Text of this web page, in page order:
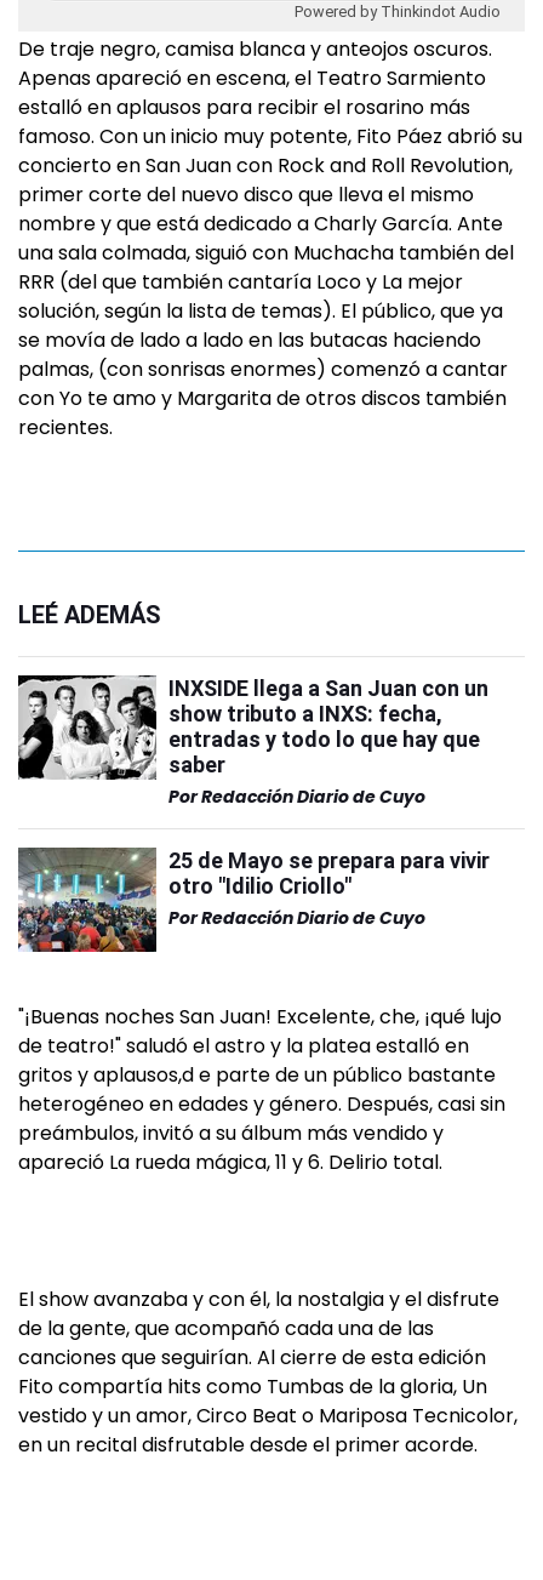
Powered by Thinkindot Audio
De traje negro, camisa blanca y anteojos oscuros.
Apenas apareció en escena, el Teatro Sarmiento
estalló en aplausos para recibir el rosarino más
famoso. Con un inicio muy potente, Fito Páez abrió su
concierto en San Juan con Rock and Roll Revolution,
primer corte del nuevo disco que lleva el mismo
nombre y que está dedicado a Charly García. Ante
una sala colmada, siguió con Muchacha también del
RRR (del que también cantaría Loco y La mejor
solución, según la lista de temas). El público, que ya
se movía de lado a lado en las butacas haciendo
palmas, (con sonrisas enormes) comenzó a cantar
con Yo te amo y Margarita de otros discos también
recientes.
LEÉ ADEMÁS
INXSIDE llega a San Juan con un
show tributo a INXS: fecha,
entradas y todo lo que hay que
saber
PorRedacción Diario de Cuyo
25 de Mayo se prepara para vivir
otro "Idilio Criollo"
PorRedacción Diario de Cuyo
"¡Buenas noches San Juan! Excelente, che, ¡qué lujo
de teatro!" saludó el astro y la platea estalló en
gritos y aplausos,d e parte de un público bastante
heterogéneo en edades y género. Después, casi sin
preámbulos, invitó a su álbum más vendido y
apareció La rueda mágica, 11 y 6. Delirio total.
El show avanzaba y con él, la nostalgia y el disfrute
de la gente, que acompañó cada una de las
canciones que seguirían. Al cierre de esta edición
Fito compartía hits como Tumbas de la gloria, Un
vestido y un amor, Circo Beat o Mariposa Tecnicolor,
en un recital disfrutable desde el primer acorde.